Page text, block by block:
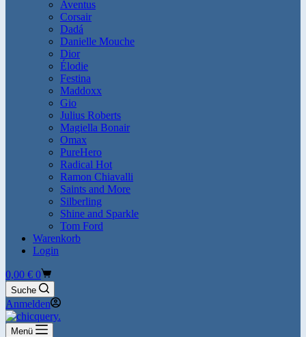
Aventus
Corsair
Dadá
Danielle Mouche
Dior
Élodie
Festina
Maddoxx
Gio
Julius Roberts
Magiella Bonair
Omax
PureHero
Radical Hot
Ramon Chiavalli
Saints and More
Silberling
Shine and Sparkle
Tom Ford
Warenkorb
Login
Warenkorb
0,00 € 0
Suche
Anmelden
Menü